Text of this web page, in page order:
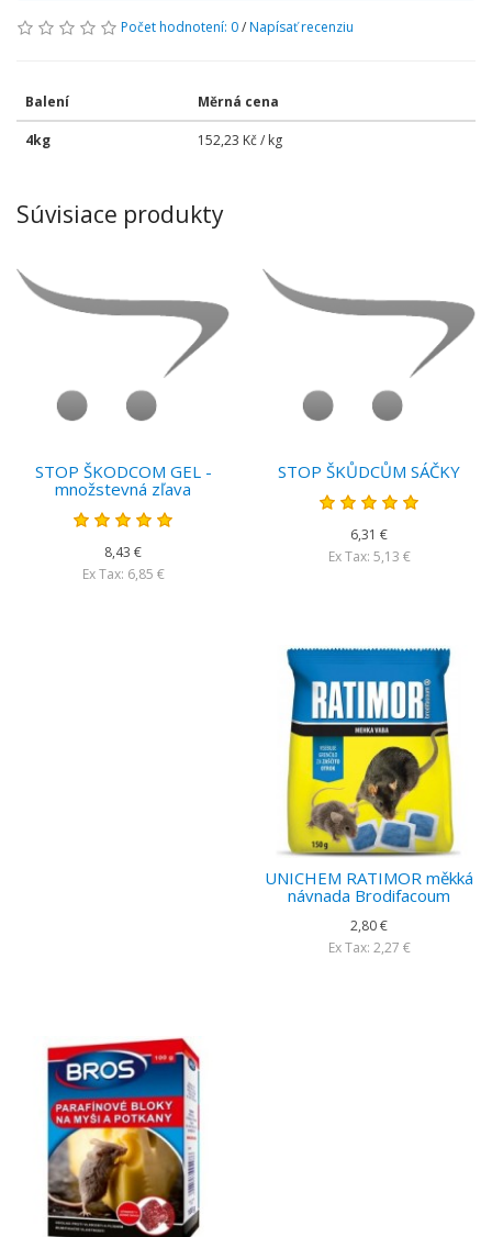
Počet hodnotení: 0/Napísať recenziu
Balení Měrná cena
4kg 152,23 Kč / kg
Súvisiace produkty
STOP ŠKODCOM GEL -
množstevná zľava
8,43 €
Ex Tax: 6,85 €
STOP ŠKŮDCŮM SÁČKY
6,31 €
Ex Tax: 5,13 €
UNICHEM RATIMOR měkká
návnada Brodifacoum
2,80 €
Ex Tax: 2,27 €